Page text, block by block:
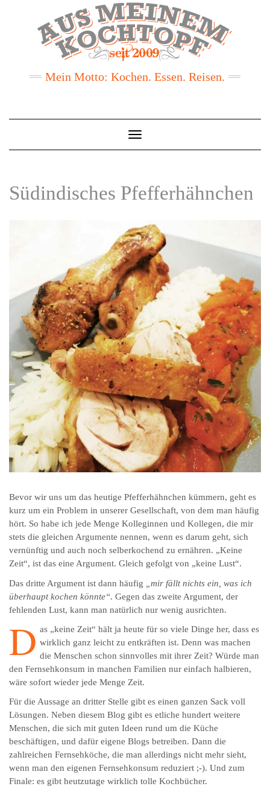
Mein Motto: Kochen. Essen. Reisen.
Toggle
Navigation
Südindisches Pfefferhähnchen
Bevor wir uns um das heutige Pfefferhähnchen kümmern, geht es
kurz um ein Problem in unserer Gesellschaft, von dem man häufig
hört. So habe ich jede Menge Kolleginnen und Kollegen, die mir
stets die gleichen Argumente nennen, wenn es darum geht, sich
vernünftig und auch noch selberkochend zu ernähren. „Keine
Zeit“, ist das eine Argument. Gleich gefolgt von „keine Lust“.
Das dritte Argument ist dann häufig „mir fällt nichts ein, was ich
überhaupt kochen könnte“. Gegen das zweite Ar­gu­ment, der
fehlenden Lust, kann man natürlich nur wenig ausrichten.
D as „keine Zeit“ hält ja heute für so viele Dinge her, dass es
wirklich ganz leicht zu entkräften ist. Denn was machen
die Menschen schon sinnvolles mit ihrer Zeit? Würde man
den Fernsehkonsum in manchen Familien nur einfach halbieren,
wäre sofort wieder jede Menge Zeit.
Für die Aussage an dritter Stelle gibt es einen ganzen Sack voll
Lösungen. Neben diesem Blog gibt es etliche hundert weitere
Menschen, die sich mit guten Ideen rund um die Küche
beschäftigen, und dafür eigene Blogs betreiben. Dann die
zahlreichen Fernsehköche, die man allerdings nicht mehr sieht,
wenn man den eigenen Fernsehkonsum reduziert ;-). Und zum
Finale: es gibt heutzutage wirklich tolle Kochbücher.